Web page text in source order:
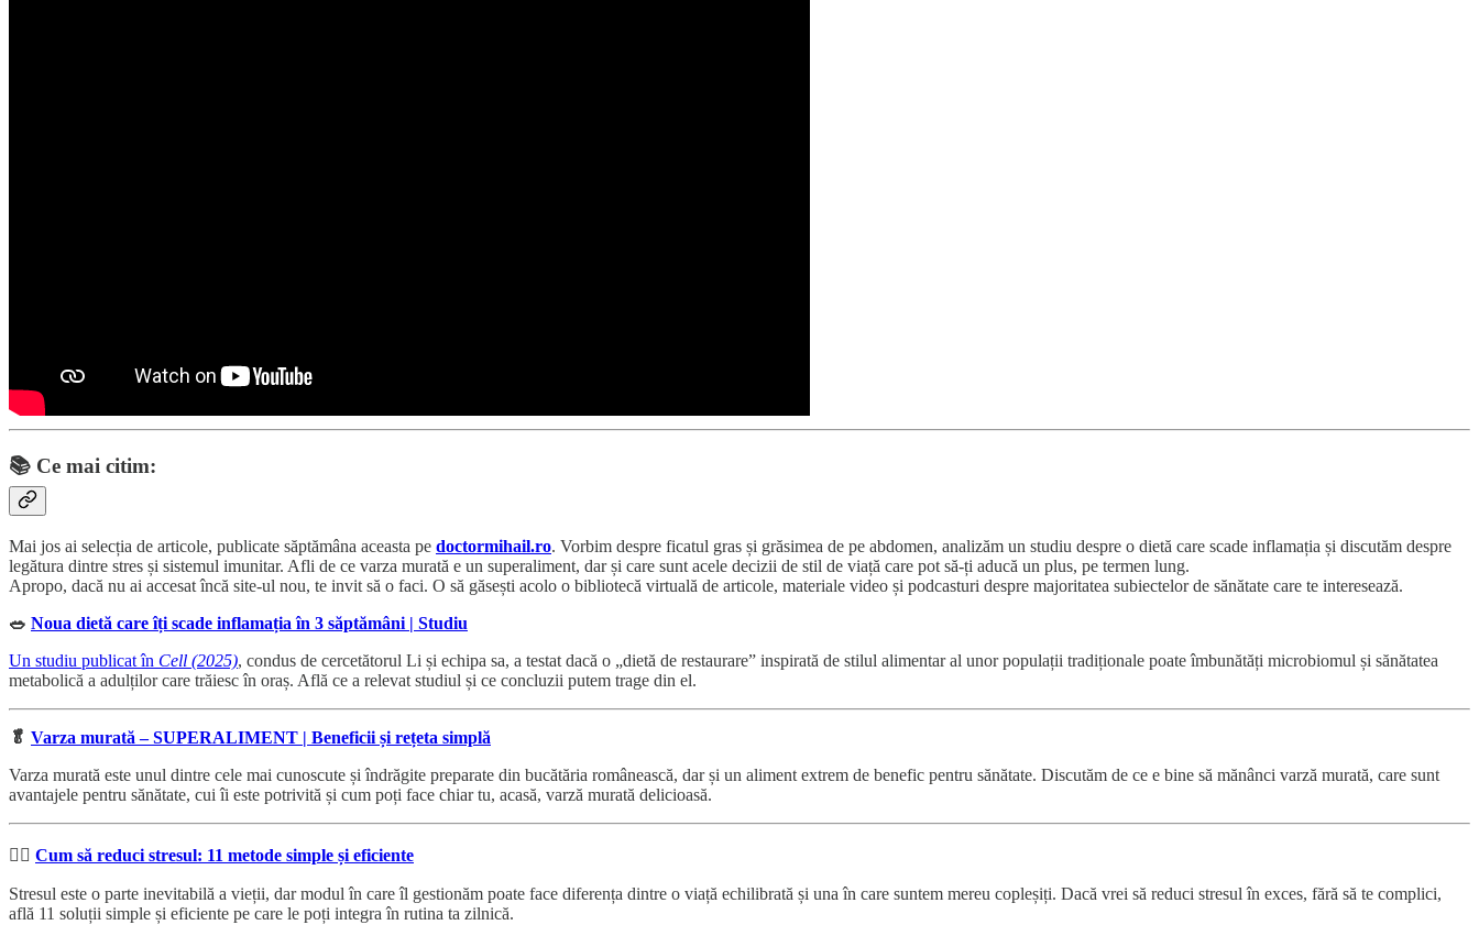
📚 Ce mai citim:
Mai jos ai selecția de articole, publicate săptămâna aceasta pe doctormihail.ro. Vorbim despre ficatul gras și grăsimea de pe abdomen, analizăm un studiu despre o dietă care scade inflamația și discutăm despre
legătura dintre stres și sistemul imunitar. Afli de ce varza murată e un superaliment, dar și care sunt acele decizii de stil de viață care pot să-ți aducă un plus, pe termen lung.
Apropo, dacă nu ai accesat încă site-ul nou, te invit să o faci. O să găsești acolo o bibliotecă virtuală de articole, materiale video și podcasturi despre majoritatea subiectelor de sănătate care te interesează.
🥗 Noua dietă care îți scade inflamația în 3 săptămâni | Studiu
Un studiu publicat în Cell (2025), condus de cercetătorul Li și echipa sa, a testat dacă o „dietă de restaurare” inspirată de stilul alimentar al unor populații tradiționale poate îmbunătăți microbiomul și sănătatea
metabolică a adulților care trăiesc în oraș. Află ce a relevat studiul și ce concluzii putem trage din el.
🥬 Varza murată – SUPERALIMENT | Beneficii și rețeta simplă
Varza murată este unul dintre cele mai cunoscute și îndrăgite preparate din bucătăria românească, dar și un aliment extrem de benefic pentru sănătate. Discutăm de ce e bine să mănânci varză murată, care sunt
avantajele pentru sănătate, cui îi este potrivită și cum poți face chiar tu, acasă, varză murată delicioasă.
🧘‍♀️ Cum să reduci stresul: 11 metode simple și eficiente
Stresul este o parte inevitabilă a vieții, dar modul în care îl gestionăm poate face diferența dintre o viață echilibrată și una în care suntem mereu copleșiți. Dacă vrei să reduci stresul în exces, fără să te complici,
află 11 soluții simple și eficiente pe care le poți integra în rutina ta zilnică.